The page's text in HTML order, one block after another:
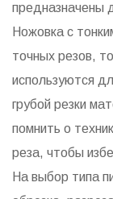
предназначены
Ножовка с
точных резов,
используются
грубой резки
помнить о
реза, чтобы
На выбор типа